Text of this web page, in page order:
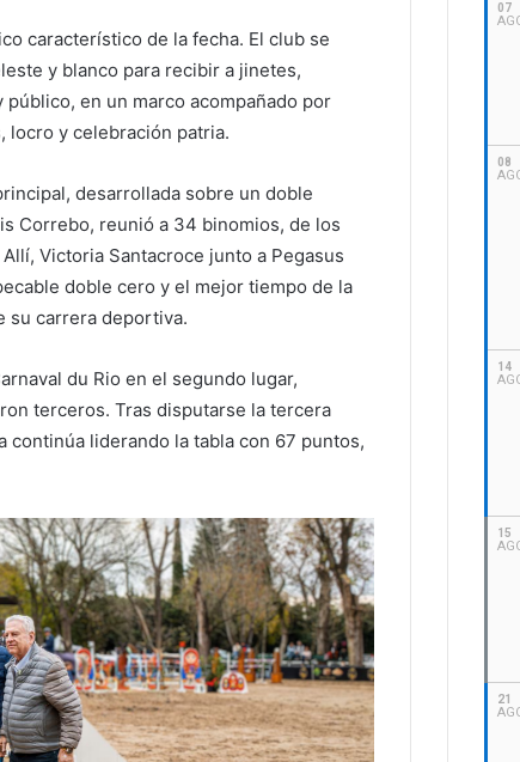
característico de la fecha. El club se
y blanco para recibir a jinetes,
público, en un marco acompañado por
locro y celebración patria.
desarrollada sobre un doble
Correbo, reunió a 34 binomios, de los
Victoria Santacroce junto a Pegasus
doble cero y el mejor tiempo de la
su carrera deportiva.
du Rio en el segundo lugar,
terceros. Tras disputarse la tercera
continúa liderando la tabla con 67 puntos,
07
08
14
15
21